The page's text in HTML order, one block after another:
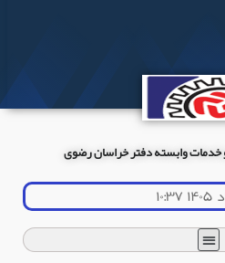
خدمات وابسته دفتر خراسان رضوی